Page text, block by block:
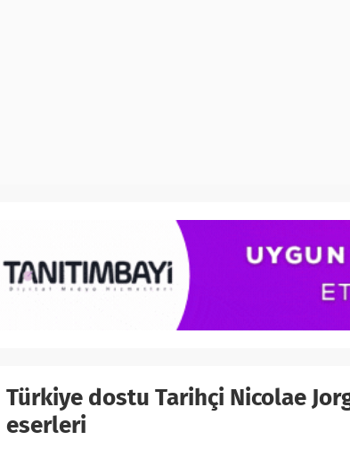
Türkiye dostu Tarihçi Nicolae
eserleri